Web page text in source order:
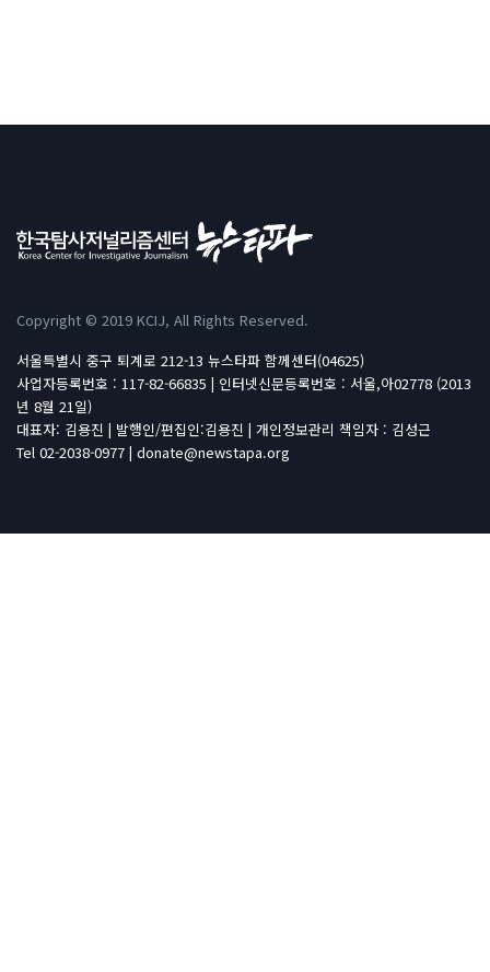
Copyright © 2019 KCIJ, All Rights Reserved.
서울특별시 중구 퇴계로 212-13 뉴스타파 함께센터(04625)
사업자등록번호 : 117-82-66835 | 인터넷신문등록번호 : 서울,아02778 (2013
년 8월 21일)
대표자: 김용진 | 발행인/편집인:김용진 | 개인정보관리 책임자 : 김성근
Tel 02-2038-0977 | donate@newstapa.org